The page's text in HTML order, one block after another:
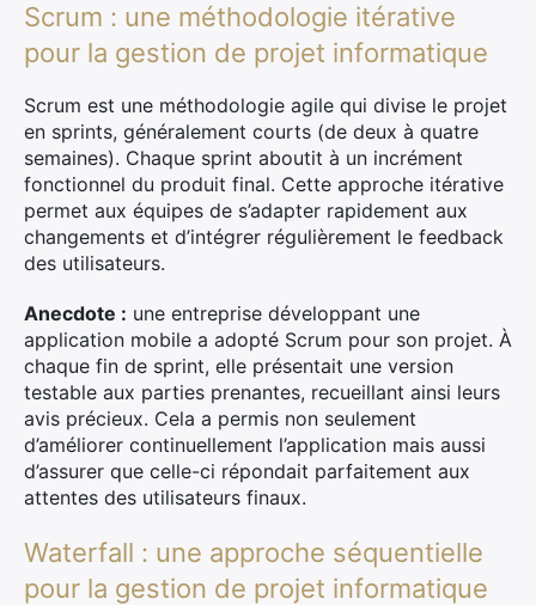
Scrum : une méthodologie itérative
pour la gestion de projet informatique
Scrum est une méthodologie agile qui divise le projet
en sprints, généralement courts (de deux à quatre
semaines). Chaque sprint aboutit à un incrément
fonctionnel du produit final. Cette approche itérative
permet aux équipes de s’adapter rapidement aux
changements et d’intégrer régulièrement le feedback
des utilisateurs.
Anecdote : une entreprise développant une
application mobile a adopté Scrum pour son projet. À
chaque fin de sprint, elle présentait une version
testable aux parties prenantes, recueillant ainsi leurs
avis précieux. Cela a permis non seulement
d’améliorer continuellement l’application mais aussi
d’assurer que celle-ci répondait parfaitement aux
attentes des utilisateurs finaux.
Waterfall : une approche séquentielle
pour la gestion de projet informatique